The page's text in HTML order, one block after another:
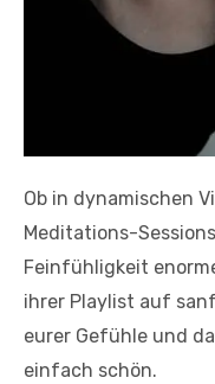
Ob in dynamischen
Meditations-
Feinfühligkeit
ihrer Playlist auf
eurer Gefühle und
einfach schön.